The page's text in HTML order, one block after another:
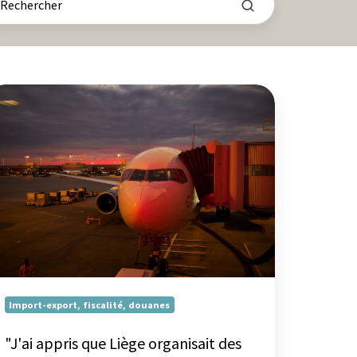
Import-export, fiscalité, douanes
"J'ai appris que Liège organisait des